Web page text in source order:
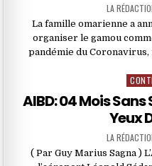
LA
La famille omarienne a
organiser le gamou
pandémie du
AIBD: 04 Mois
Yeux
LA
( Par Guy Marius Sagna )